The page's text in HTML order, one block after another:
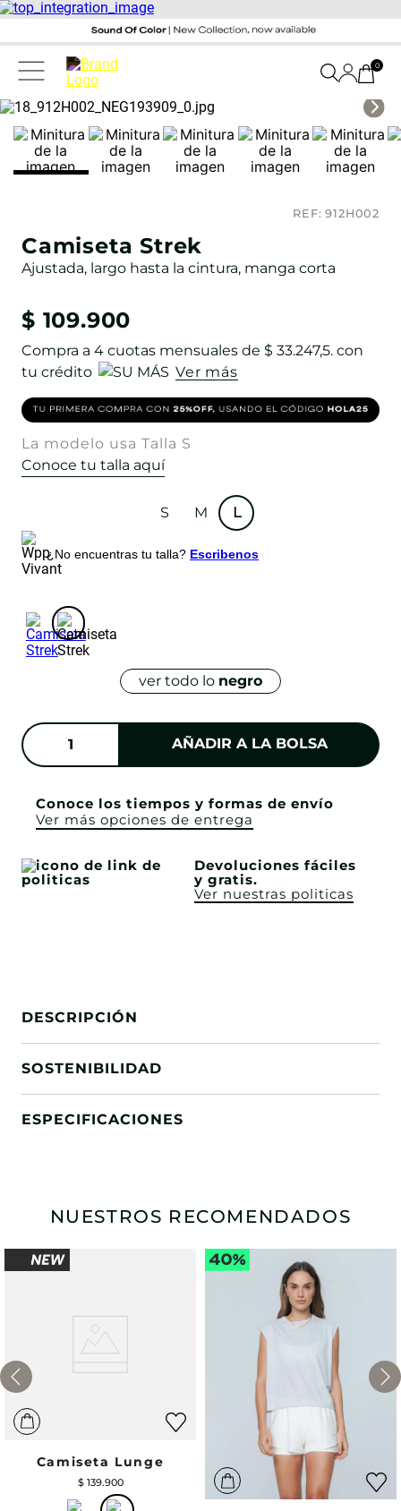
0
REF:912H002
Camiseta Strek
Ajustada, largo hasta la cintura, manga corta
$ 109.900
Compra a 4 cuotas mensuales de $ 33.247,5. con
tu crédito
Ver más
La modelo usa Talla S
Conoce tu talla aquí
S M L
¿No encuentras tu talla? Escribenos
ver todo lo negro
AÑADIR A LA BOLSA
Conoce los tiempos y formas de envío
Ver más opciones de entrega
Devoluciones fáciles
y gratis.
Ver nuestras politicas
DESCRIPCIÓN
SOSTENIBILIDAD
ESPECIFICACIONES
NUESTROS RECOMENDADOS
Camiseta Lunge
$ 139.900